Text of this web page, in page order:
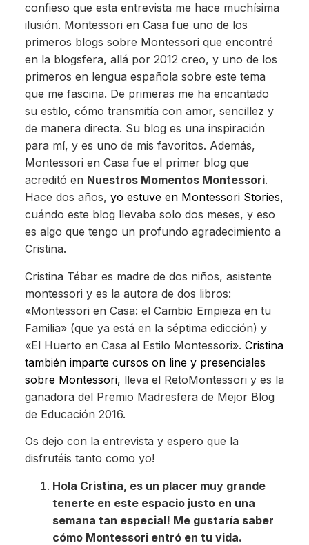
confieso que esta entrevista me hace muchísima
ilusión. Montessori en Casa fue uno de los
primeros blogs sobre Montessori que encontré
en la blogsfera, allá por 2012 creo, y uno de los
primeros en lengua española sobre este tema
que me fascina. De primeras me ha encantado
su estilo, cómo transmitía con amor, sencillez y
de manera directa. Su blog es una inspiración
para mí, y es uno de mis favoritos. Además,
Montessori en Casa fue el primer blog que
acreditó en Nuestros Momentos Montessori.
Hace dos años, yo estuve en Montessori Stories,
cuándo este blog llevaba solo dos meses, y eso
es algo que tengo un profundo agradecimiento a
Cristina.
Cristina Tébar es madre de dos niños, asistente
montessori y es la autora de dos libros:
«Montessori en Casa: el Cambio Empieza en tu
Familia» (que ya está en la séptima edicción) y
«El Huerto en Casa al Estilo Montessori». Cristina
también imparte cursos on line y presenciales
sobre Montessori, lleva el RetoMontessori y es la
ganadora del Premio Madresfera de Mejor Blog
de Educación 2016.
Os dejo con la entrevista y espero que la
disfrutéis tanto como yo!
Hola Cristina, es un placer muy grande
tenerte en este espacio justo en una
semana tan especial! Me gustaría saber
cómo Montessori entró en tu vida.